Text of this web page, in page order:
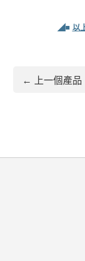
◢■ 以
← 上一個產品